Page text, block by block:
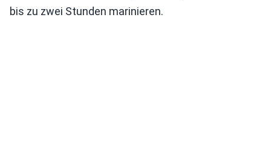
bis zu zwei Stunden marinieren.